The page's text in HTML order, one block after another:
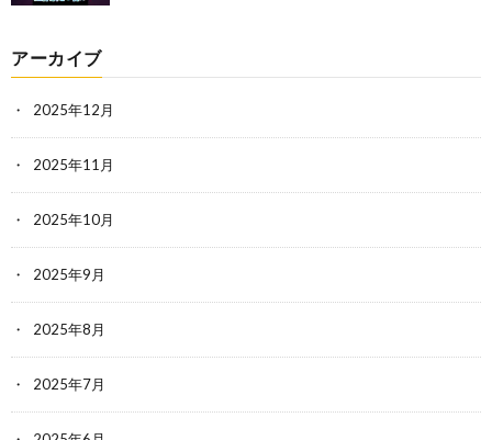
アーカイブ
2025年12月
2025年11月
2025年10月
2025年9月
2025年8月
2025年7月